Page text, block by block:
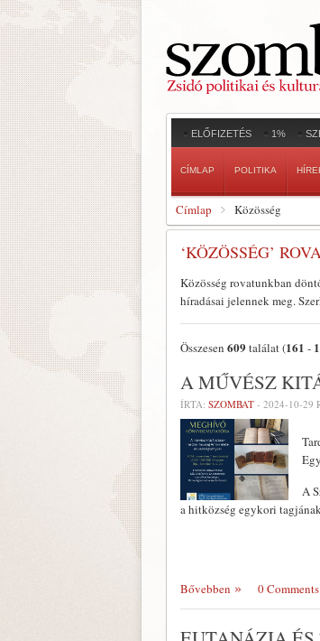
ELŐFIZETÉS 1%
CÍMLAP POLITIKA
Címlap Közösség
‘KÖZÖSSÉG’
Közösség rovatunkban
híradásai jelennek meg.
Összesen 609 találat (161 -
A MŰVÉSZ
ÍRTA: SZOMBAT - 2024-10-29
A
a hitközség egykori
Bővebben 0 Comments